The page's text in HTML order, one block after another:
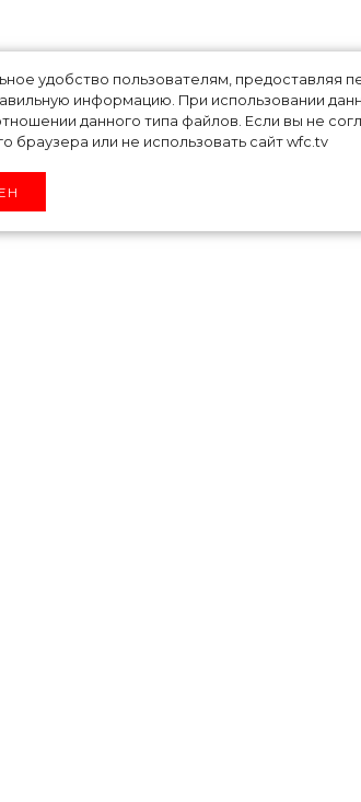
удобство пользователям, предоставляя
информацию. При использовании
данного типа файлов. Если вы не
или не использовать сайт wfc.tv